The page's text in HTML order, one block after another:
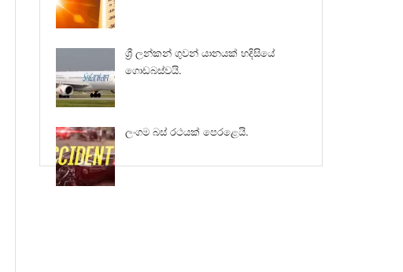
ශ්‍රී ලන්කන් ගුවන් යානයක් හදිසියේ
ගොඩබස්වයි.
ලංගම බස් රථයක් පෙරළෙයි.